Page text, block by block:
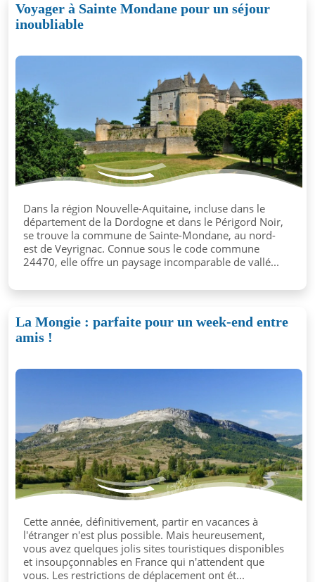
Voyager à Sainte Mondane pour un séjour
inoubliable
Dans la région Nouvelle-Aquitaine, incluse dans le
département de la Dordogne et dans le Périgord Noir,
se trouve la commune de Sainte-Mondane, au nord-
est de Veyrignac. Connue sous le code commune
24470, elle offre un paysage incomparable de vallé...
La Mongie : parfaite pour un week-end entre
amis !
Cette année, définitivement, partir en vacances à
l'étranger n'est plus possible. Mais heureusement,
vous avez quelques jolis sites touristiques disponibles
et insoupçonnables en France qui n'attendent que
vous. Les restrictions de déplacement ont ét...